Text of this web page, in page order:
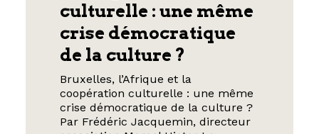
culturelle : une même
crise démocratique
de la culture ?
Bruxelles, l’Afrique et la
coopération culturelle : une même
crise démocratique de la culture ?
Par Frédéric Jacquemin, directeur